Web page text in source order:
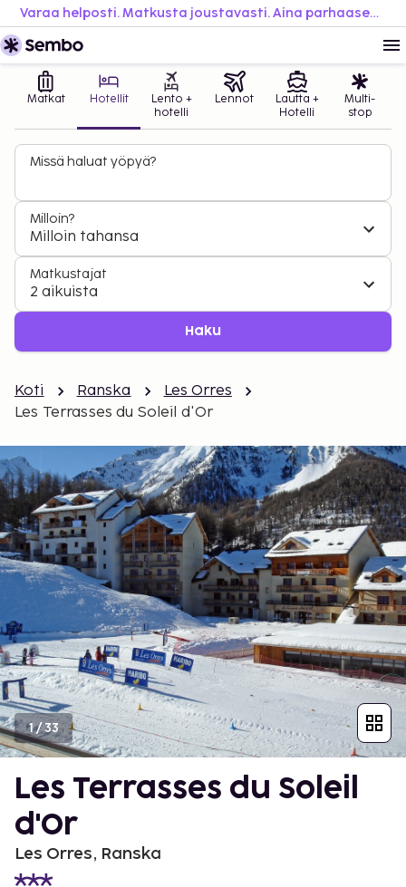
Varaa helposti. Matkusta joustavasti. Aina parhaaseen hintaan.
Matkat Hotellit
Lento +
hotelli
Lennot
Lautta +
Hotelli
Multi-
stop
Missä haluat yöpyä?
Milloin?
Milloin tahansa
Matkustajat
2 aikuista
Haku
Koti Ranska
Les Orres
Les Terrasses du Soleil d'Or
1/33
Les Terrasses du Soleil
d'Or
Les Orres, Ranska